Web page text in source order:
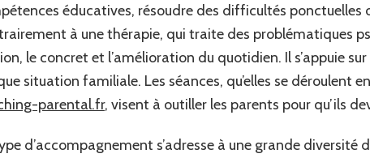
éducatives, résoudre des difficultés
à une thérapie, qui traite des problématiques
le concret et l’amélioration du quotidien. Il s’appuie
situation familiale. Les séances, qu’elles se déroulent
parental.fr, visent à outiller les parents pour qu’ils
d’accompagnement s’adresse à une grande diversité